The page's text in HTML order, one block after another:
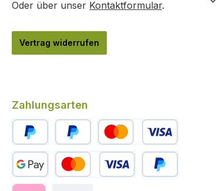
Oder über unser Kontaktformular.
Vertrag widerrufen
Zahlungsarten
PayPal Später BezahlenKredit- oder Debitkarte
Benutzerdefiniertes Bild 1